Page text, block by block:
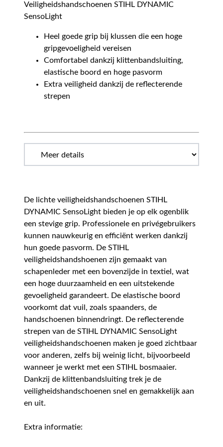
Veiligheidshandschoenen STIHL DYNAMIC
SensoLight
Heel goede grip bij klussen die een hoge
gripgevoeligheid vereisen
Comfortabel dankzij klittenbandsluiting,
elastische boord en hoge pasvorm
Extra veiligheid dankzij de reflecterende
strepen
De lichte veiligheidshandschoenen STIHL
DYNAMIC SensoLight bieden je op elk ogenblik
een stevige grip. Professionele en privégebruikers
kunnen nauwkeurig en efficiënt werken dankzij
hun goede pasvorm. De STIHL
veiligheidshandshoenen zijn gemaakt van
schapenleder met een bovenzijde in textiel, wat
een hoge duurzaamheid en een uitstekende
gevoeligheid garandeert. De elastische boord
voorkomt dat vuil, zoals spaanders, de
handschoenen binnendringt. De reflecterende
strepen van de STIHL DYNAMIC SensoLight
veiligheidshandschoenen maken je goed zichtbaar
voor anderen, zelfs bij weinig licht, bijvoorbeeld
wanneer je werkt met een STIHL bosmaaier.
Dankzij de klittenbandsluiting trek je de
veiligheidshandschoenen snel en gemakkelijk aan
en uit.
Extra informatie: